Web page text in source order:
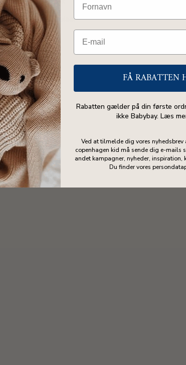
Handelsebetingelser
Om os
Kontakt os
FÅ RABATTEN
Rabatten gælder på din første
ikke Babybay. Læs
Ved at tilmelde dig vores nyhedsbrev
copenhagen kid må sende dig e-mails
andet kampagner, nyheder, inspiration,
Du finder vores